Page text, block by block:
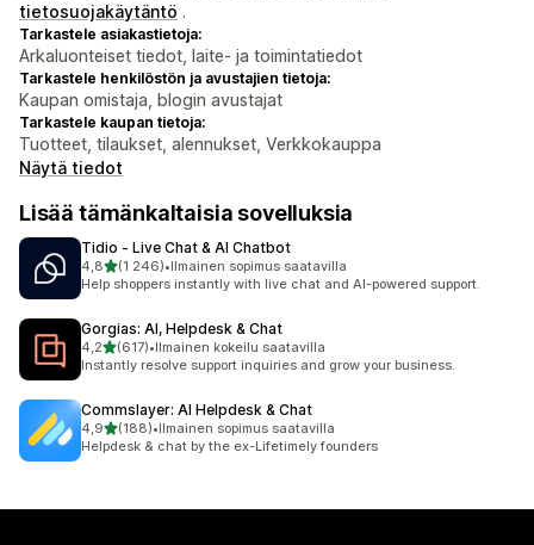
tietosuojakäytäntö .
Tarkastele asiakastietoja:
Arkaluonteiset tiedot, laite- ja toimintatiedot
Tarkastele henkilöstön ja avustajien tietoja:
Kaupan omistaja, blogin avustajat
Tarkastele kaupan tietoja:
Tuotteet, tilaukset, alennukset, Verkkokauppa
Näytä tiedot
Lisää tämänkaltaisia sovelluksia
Tidio ‑ Live Chat & AI Chatbot
4,8/ 5 tähteä
(1 246)
1246 arvostelua yhteensä
•Ilmainen sopimus saatavilla
Help shoppers instantly with live chat and AI-powered support.
Gorgias: AI, Helpdesk & Chat
4,2/ 5 tähteä
(617)
617 arvostelua yhteensä
•Ilmainen kokeilu saatavilla
Instantly resolve support inquiries and grow your business.
Commslayer: AI Helpdesk & Chat
4,9/ 5 tähteä
(188)
188 arvostelua yhteensä
•Ilmainen sopimus saatavilla
Helpdesk & chat by the ex-Lifetimely founders